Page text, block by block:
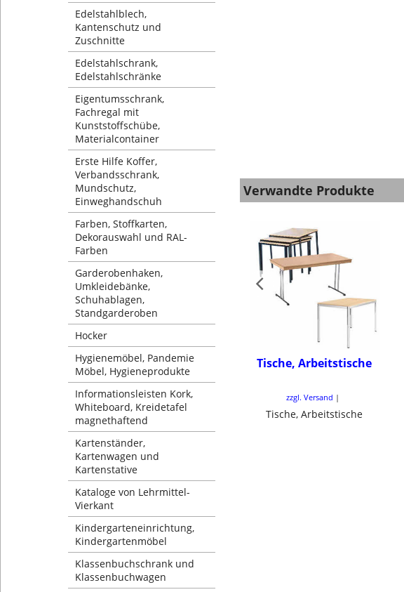
Edelstahlblech,
Kantenschutz und
Zuschnitte
Edelstahlschrank,
Edelstahlschränke
Eigentumsschrank,
Fachregal mit
Kunststoffschübe,
Materialcontainer
Erste Hilfe Koffer,
Verbandsschrank,
Mundschutz,
Einweghandschuh
Farben, Stoffkarten,
Dekorauswahl und RAL-
Farben
Garderobenhaken,
Umkleidebänke,
Schuhablagen,
Standgarderoben
Hocker
Hygienemöbel, Pandemie
Möbel, Hygieneprodukte
Informationsleisten Kork,
Whiteboard, Kreidetafel
magnethaftend
Kartenständer,
Kartenwagen und
Kartenstative
Kataloge von Lehrmittel-
Vierkant
Kindergarteneinrichtung,
Kindergartenmöbel
Klassenbuchschrank und
Klassenbuchwagen
Verwandte Produkte
Tische, Arbeitstische
zzgl. Versand
Tische, Arbeitstische